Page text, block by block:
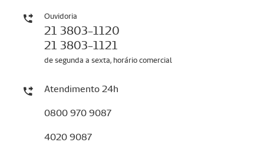
Ouvidoria
21 3803-1120
21 3803-1121
de segunda a sexta, horário comercial
Atendimento 24h
0800 970 9087
4020 9087